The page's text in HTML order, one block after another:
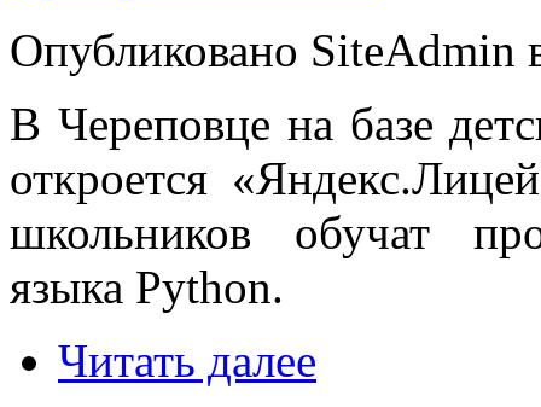
Опубликовано SiteAdmin
В Череповце на базе
откроется
школьников обучат
языка Python.
Читать далее